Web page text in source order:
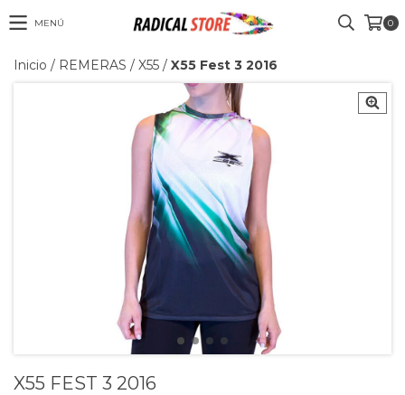
MENÚ 0
Inicio / REMERAS / X55 / X55 Fest 3 2016
X55 FEST 3 2016